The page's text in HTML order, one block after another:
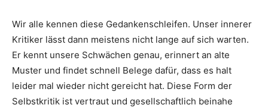
Wir alle kennen diese Gedankenschleifen. Unser innerer
Kritiker lässt dann meistens nicht lange auf sich warten.
Er kennt unsere Schwächen genau, erinnert an alte
Muster und findet schnell Belege dafür, dass es halt
leider mal wieder nicht gereicht hat. Diese Form der
Selbstkritik ist vertraut und gesellschaftlich beinahe